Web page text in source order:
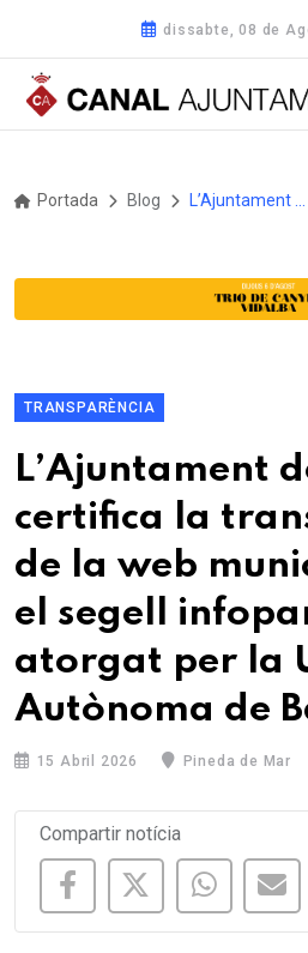
dissabte, 08 de
Portada Blog
TRANSPARÈNCIA
L’Ajuntament
certifica la
de la web
el segell
atorgat per la
Autònoma de
15 Abril 2026 Pineda de Mar
Compartir notícia